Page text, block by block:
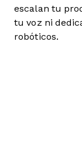
escalan tu
tu voz ni
robóticos.